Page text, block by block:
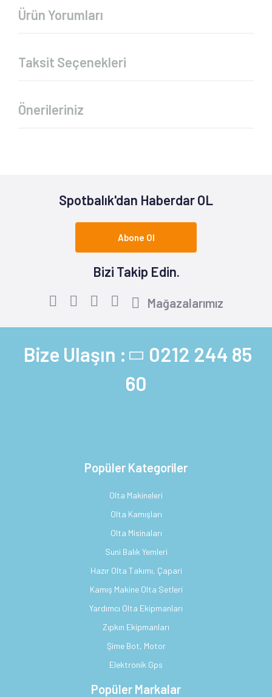
Ürün Yorumları
Taksit Seçenekleri
Önerileriniz
Spotbalık'dan Haberdar OL
Abone Ol
Bizi Takip Edin.
Mağazalarımız
Bize Ulaşın : 0212 244 85
60
Popüler Kategoriler
Olta Makineleri
Olta Kamışları
Olta Misinaları
Suni Balık Yemleri
Hazır Olta Takımı, Çapari
Kamış Makine Olta Setleri
Yardımcı Olta Ekipmanları
Zıpkın Ekipmanları
Şime Bot, Motor
Elektronik Gps
Popüler Markalar